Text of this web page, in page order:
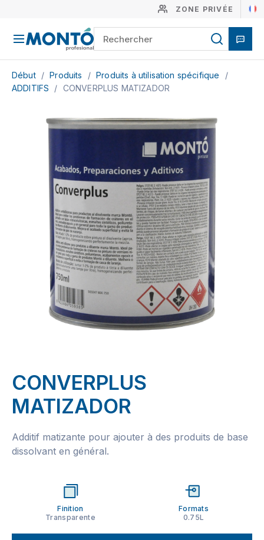
ZONE PRIVÉE
Début / Produits / Produits à utilisation spécifique
/
ADDITIFS
/ CONVERPLUS MATIZADOR
CONVERPLUS
MATIZADOR
Additif matizante pour ajouter à des produits de base
dissolvant en général.
Finition
Transparente
Formats
0.75L